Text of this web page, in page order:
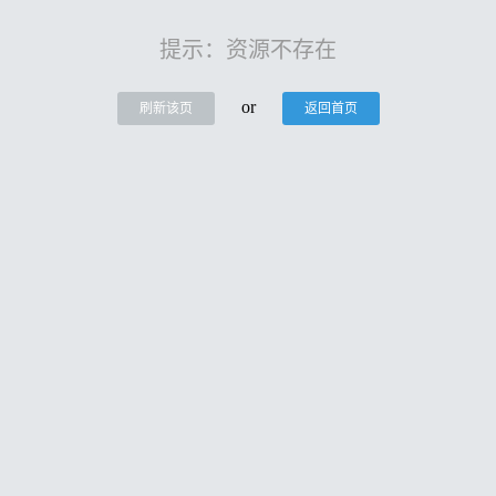
提示：资源不存在
刷新该页 or 返回首页